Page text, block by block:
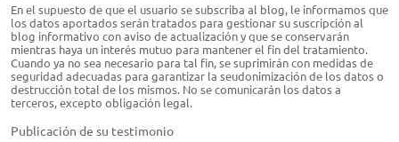
En el supuesto de que el usuario se subscriba al blog, le informamos que
los datos aportados serán tratados para gestionar su suscripción al
blog informativo con aviso de actualización y que se conservarán
mientras haya un interés mutuo para mantener el fin del tratamiento.
Cuando ya no sea necesario para tal fin, se suprimirán con medidas de
seguridad adecuadas para garantizar la seudonimización de los datos o
destrucción total de los mismos. No se comunicarán los datos a
terceros, excepto obligación legal.
Publicación de su testimonio